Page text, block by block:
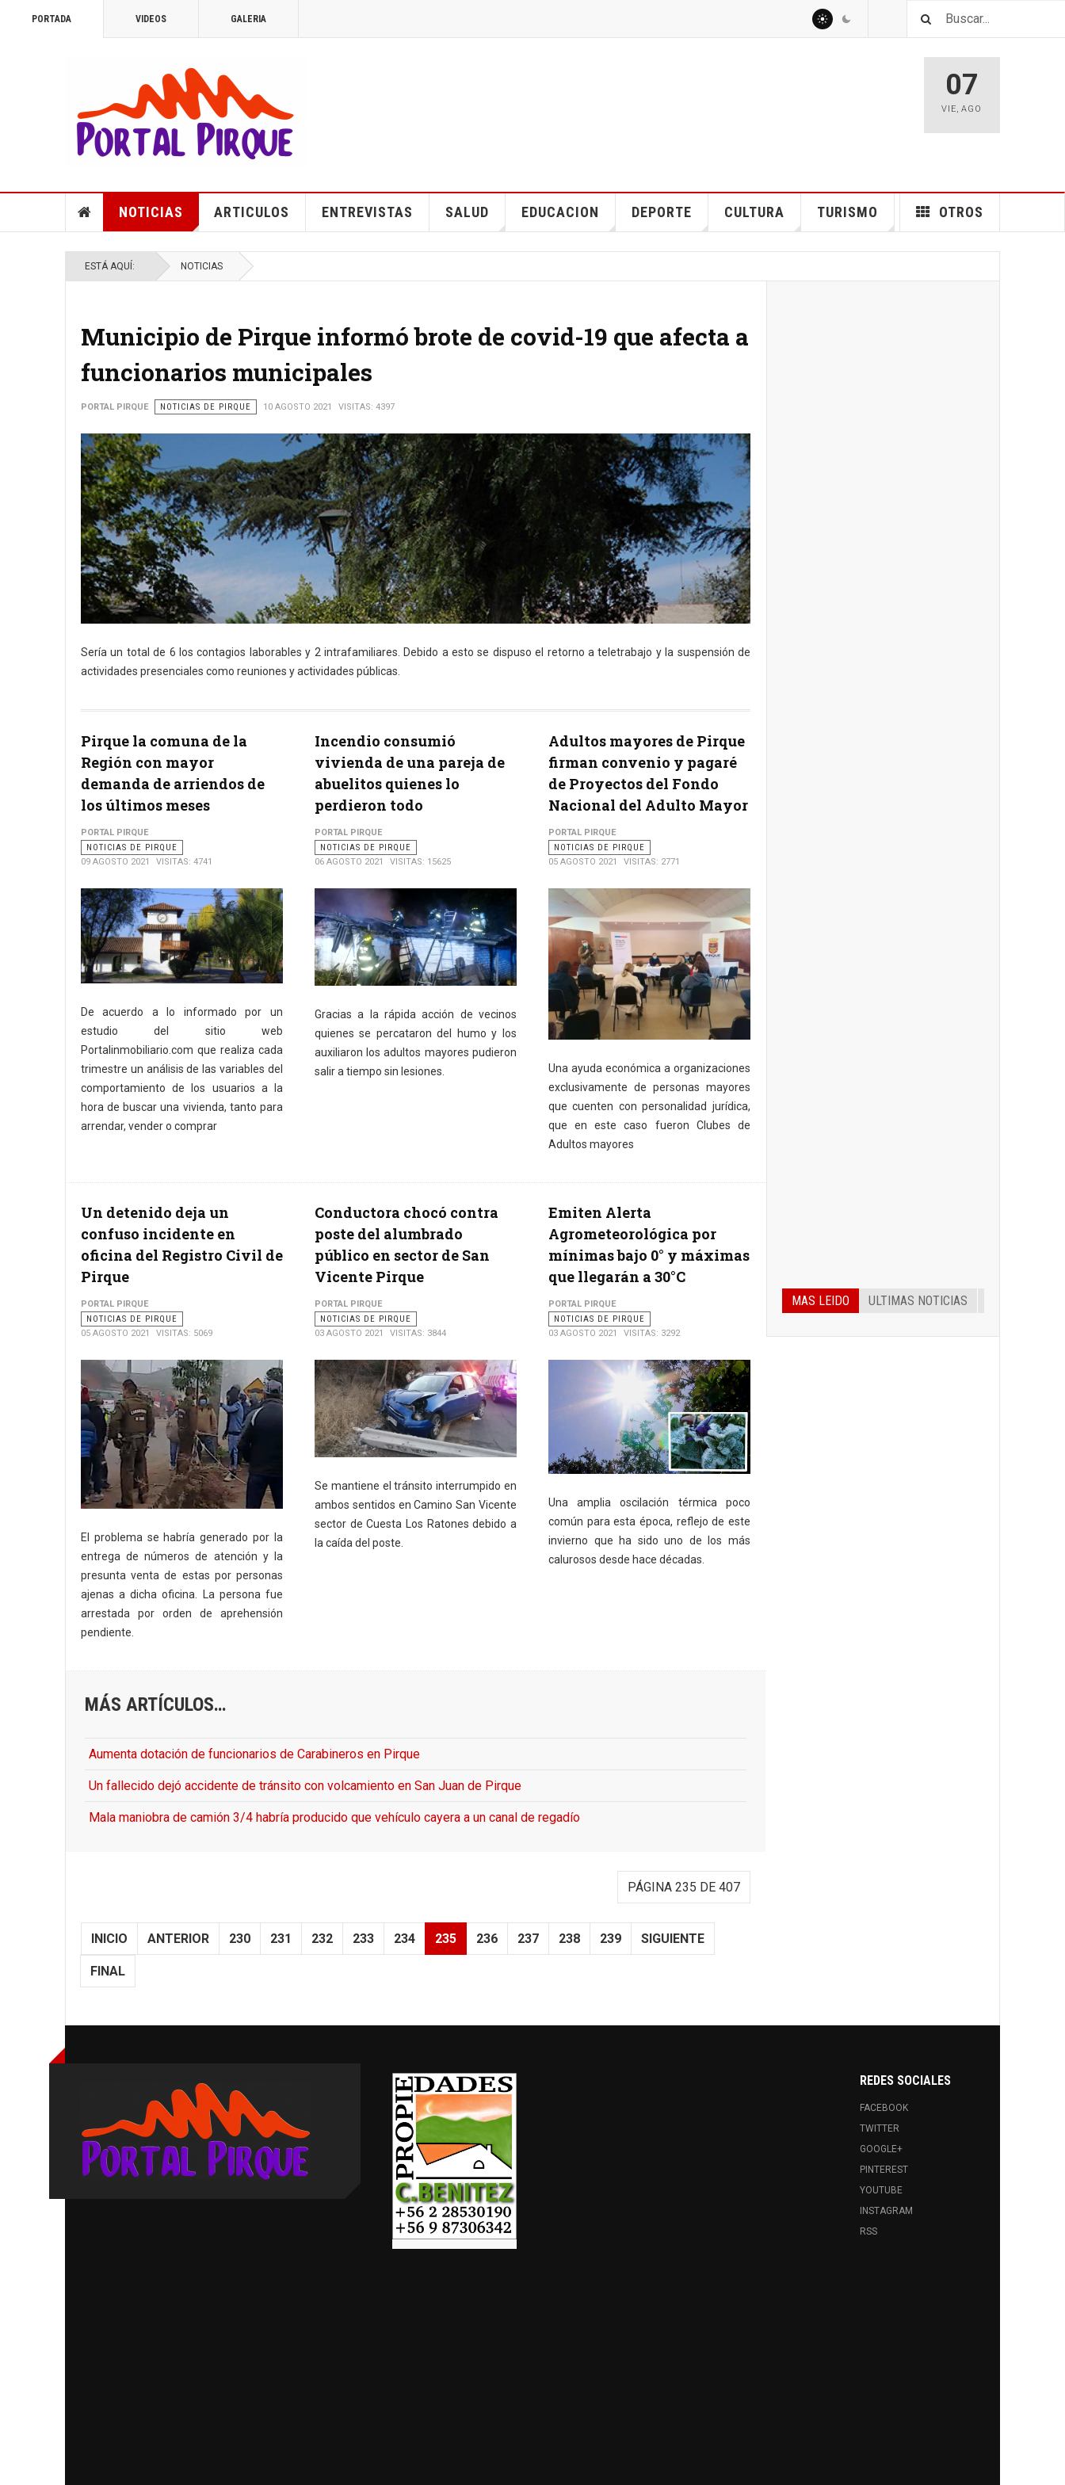
PORTADA VIDEOS GALERIA
07
VIE,AGO
NOTICIAS ARTICULOS ENTREVISTAS SALUD EDUCACION DEPORTE CULTURA TURISMO OTROS
ESTÁ AQUÍ: NOTICIAS
Municipio de Pirque informó brote de covid-19 que afecta a
funcionarios municipales
PORTAL PIRQUE NOTICIAS DE PIRQUE 10 AGOSTO 2021 VISITAS: 4397
Sería un total de 6 los contagios laborables y 2 intrafamiliares. Debido a esto se dispuso el retorno a teletrabajo y la suspensión de
actividades presenciales como reuniones y actividades públicas.
Pirque la comuna de la
Región con mayor
demanda de arriendos de
los últimos meses
PORTAL PIRQUE
NOTICIAS DE PIRQUE
09 AGOSTO 2021
VISITAS: 4741
De acuerdo a lo informado por un
estudio del sitio web
Portalinmobiliario.com que realiza cada
trimestre un análisis de las variables del
comportamiento de los usuarios a la
hora de buscar una vivienda, tanto para
arrendar, vender o comprar
Incendio consumió
vivienda de una pareja de
abuelitos quienes lo
perdieron todo
PORTAL PIRQUE
NOTICIAS DE PIRQUE
06 AGOSTO 2021
VISITAS: 15625
Gracias a la rápida acción de vecinos
quienes se percataron del humo y los
auxiliaron los adultos mayores pudieron
salir a tiempo sin lesiones.
Adultos mayores de Pirque
firman convenio y pagaré
de Proyectos del Fondo
Nacional del Adulto Mayor
PORTAL PIRQUE
NOTICIAS DE PIRQUE
05 AGOSTO 2021
VISITAS: 2771
Una ayuda económica a organizaciones
exclusivamente de personas mayores
que cuenten con personalidad jurídica,
que en este caso fueron Clubes de
Adultos mayores
Un detenido deja un
confuso incidente en
oficina del Registro Civil de
Pirque
PORTAL PIRQUE
NOTICIAS DE PIRQUE
05 AGOSTO 2021
VISITAS: 5069
El problema se habría generado por la
entrega de números de atención y la
presunta venta de estas por personas
ajenas a dicha oficina. La persona fue
arrestada por orden de aprehensión
pendiente.
Conductora chocó contra
poste del alumbrado
público en sector de San
Vicente Pirque
PORTAL PIRQUE
NOTICIAS DE PIRQUE
03 AGOSTO 2021
VISITAS: 3844
Se mantiene el tránsito interrumpido en
ambos sentidos en Camino San Vicente
sector de Cuesta Los Ratones debido a
la caída del poste.
Emiten Alerta
Agrometeorológica por
mínimas bajo 0° y máximas
que llegarán a 30°C
PORTAL PIRQUE
NOTICIAS DE PIRQUE
03 AGOSTO 2021
VISITAS: 3292
Una amplia oscilación térmica poco
común para esta época, reflejo de este
invierno que ha sido uno de los más
calurosos desde hace décadas.
MÁS ARTÍCULOS…
Aumenta dotación de funcionarios de Carabineros en Pirque
Un fallecido dejó accidente de tránsito con volcamiento en San Juan de Pirque
Mala maniobra de camión 3/4 habría producido que vehículo cayera a un canal de regadío
PÁGINA 235 DE 407
INICIO ANTERIOR 230 231 232 233 234 235 236 237 238 239 SIGUIENTE
FINAL
MAS LEIDO ULTIMAS NOTICIAS
REDES SOCIALES
FACEBOOK
TWITTER
GOOGLE+
PINTEREST
YOUTUBE
INSTAGRAM
RSS